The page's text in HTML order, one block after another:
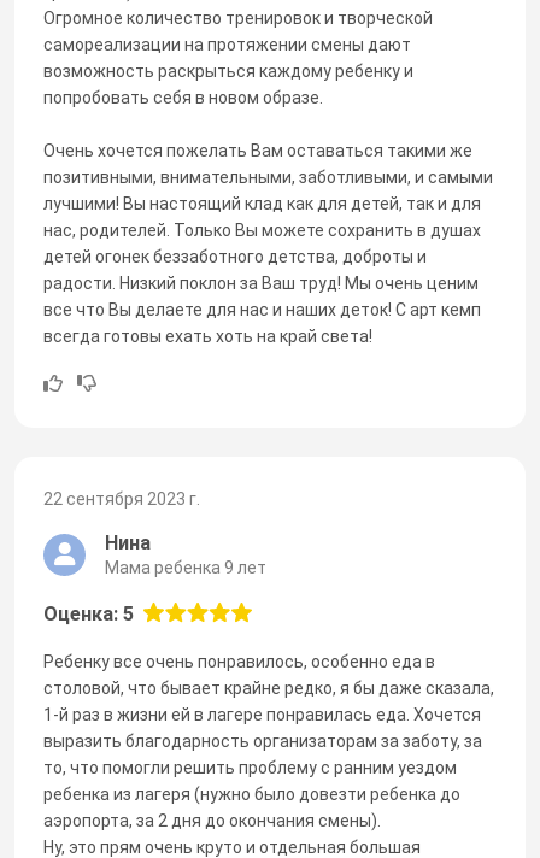
Огромное количество тренировок и творческой
самореализации на протяжении смены дают
возможность раскрыться каждому ребенку и
попробовать себя в новом образе.
Очень хочется пожелать Вам оставаться такими же
позитивными, внимательными, заботливыми, и самыми
лучшими! Вы настоящий клад как для детей, так и для
нас, родителей. Только Вы можете сохранить в душах
детей огонек беззаботного детства, доброты и
радости. Низкий поклон за Ваш труд! Мы очень ценим
все что Вы делаете для нас и наших деток! С арт кемп
всегда готовы ехать хоть на край света!
22 сентября 2023 г.
Нина
Мама ребенка 9 лет
Оценка: 5
Ребенку все очень понравилось, особенно еда в
столовой, что бывает крайне редко, я бы даже сказала,
1-й раз в жизни ей в лагере понравилась еда. Хочется
выразить благодарность организаторам за заботу, за
то, что помогли решить проблему с ранним уездом
ребенка из лагеря (нужно было довезти ребенка до
аэропорта, за 2 дня до окончания смены).
Ну, это прям очень круто и отдельная большая